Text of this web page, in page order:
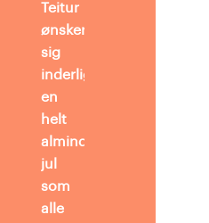
Teitur
ønsker
sig
inderligt
en
helt
almindelig
jul
som
alle